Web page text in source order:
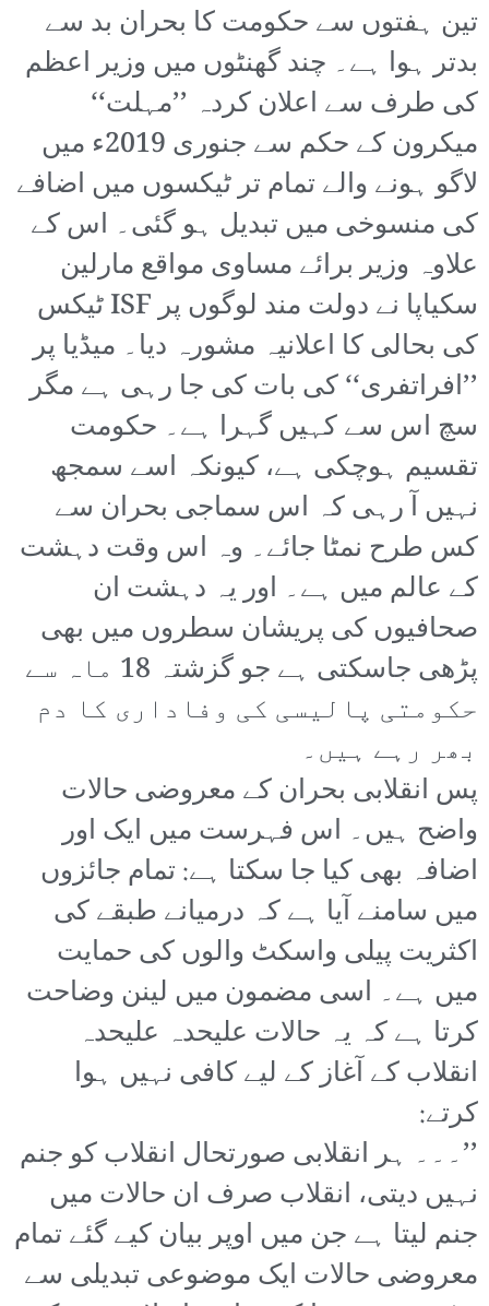
تین ہفتوں سے حکومت کا بحران بد سے
بدتر ہوا ہے۔ چند گھنٹوں میں وزیر اعظم
کی طرف سے اعلان کردہ ’’مہلت‘‘
میکرون کے حکم سے جنوری 2019ء میں
لاگو ہونے والے تمام تر ٹیکسوں میں اضافے
کی منسوخی میں تبدیل ہو گئی۔ اس کے
علاوہ وزیر برائے مساوی مواقع مارلین
سکیاپا نے دولت مند لوگوں پر ISF ٹیکس
کی بحالی کا اعلانیہ مشورہ دیا۔ میڈیا پر
’’افراتفری‘‘ کی بات کی جا رہی ہے مگر
سچ اس سے کہیں گہرا ہے۔ حکومت
تقسیم ہوچکی ہے، کیونکہ اسے سمجھ
نہیں آ رہی کہ اس سماجی بحران سے
کس طرح نمٹا جائے۔ وہ اس وقت دہشت
کے عالم میں ہے۔ اور یہ دہشت ان
صحافیوں کی پریشان سطروں میں بھی
پڑھی جاسکتی ہے جو گزشتہ 18 ماہ سے
حکومتی پالیسی کی وفاداری کا دم
بھر رہے ہیں۔
پس انقلابی بحران کے معروضی حالات
واضح ہیں۔ اس فہرست میں ایک اور
اضافہ بھی کیا جا سکتا ہے: تمام جائزوں
میں سامنے آیا ہے کہ درمیانے طبقے کی
اکثریت پیلی واسکٹ والوں کی حمایت
میں ہے۔ اسی مضمون میں لینن وضاحت
کرتا ہے کہ یہ حالات علیحدہ علیحدہ
انقلاب کے آغاز کے لیے کافی نہیں ہوا
کرتے:
’’۔۔۔ ہر انقلابی صورتحال انقلاب کو جنم
نہیں دیتی، انقلاب صرف ان حالات میں
جنم لیتا ہے جن میں اوپر بیان کیے گئے تمام
معروضی حالات ایک موضوعی تبدیلی سے